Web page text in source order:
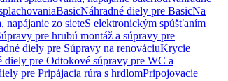
BasicNáhradné diely pre BasicNa
napájanie zo sieteS elektronickým spúšťaním
pre hrubú montáž a súpravy pre
diely pre Súpravy na renováciuKrycie
diely pre Odtokové súpravy pre WC a
pre Pripájacia rúra s hrdlomPripojovacie